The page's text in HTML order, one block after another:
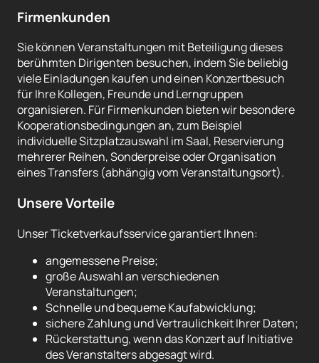
Firmenkunden
Sie können Veranstaltungen mit Beteiligung dieses
berühmten Dirigenten besuchen, indem Sie beliebig
viele Einladungen kaufen und einen Konzertbesuch
für Ihre Kollegen, Freunde und Lerngruppen
organisieren. Für Firmenkunden bieten wir besondere
Kooperationsbedingungen an, zum Beispiel
individuelle Sitzplatzauswahl im Saal, Reservierung
mehrerer Reihen, Sonderpreise oder Organisation
eines Transfers (abhängig vom Veranstaltungsort).
Unsere Vorteile
Unser Ticketverkaufsservice garantiert Ihnen:
angemessene Preise;
große Auswahl an verschiedenen
Veranstaltungen;
Schnelle und bequeme Kaufabwicklung;
sichere Zahlung und Vertraulichkeit Ihrer Daten;
Rückerstattung, wenn das Konzert auf Initiative
des Veranstalters abgesagt wird.